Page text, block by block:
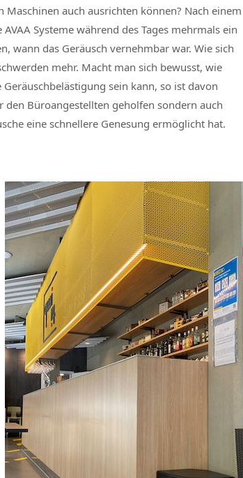
auch ausrichten können? Nach einem
Systeme während des Tages mehrmals ein
wann das Geräusch vernehmbar war. Wie sich
mehr. Macht man sich bewusst, wie
sein kann, so ist davon
den Büroangestellten geholfen sondern auch
eine schnellere Genesung ermöglicht hat.